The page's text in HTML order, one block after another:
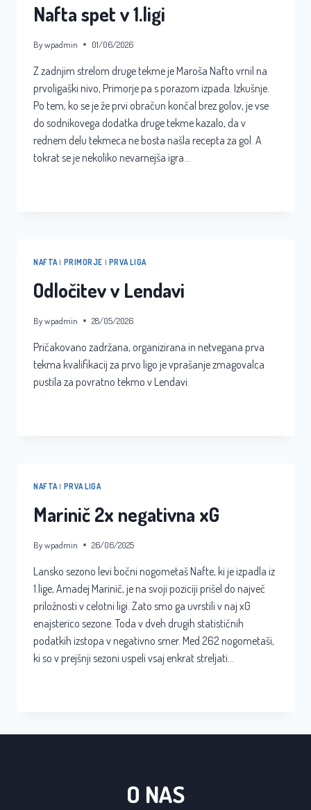
Nafta spet v 1.ligi
Bywpadmin 01/06/2026
Z zadnjim strelom druge tekme je Maroša Nafto vrnil na
prvoligaški nivo, Primorje pa s porazom izpada. Izkušnje.
Po tem, ko se je že prvi obračun končal brez golov, je vse
do sodnikovega dodatka druge tekme kazalo, da v
rednem delu tekmeca ne bosta našla recepta za gol. A
tokrat se je nekoliko nevarnejša igra…
NAFTA| PRIMORJE | PRVA LIGA
Odločitev v Lendavi
Bywpadmin 28/05/2026
Pričakovano zadržana, organizirana in netvegana prva
tekma kvalifikacij za prvo ligo je vprašanje zmagovalca
pustila za povratno tekmo v Lendavi.
NAFTA| PRVA LIGA
Marinič 2x negativna xG
Bywpadmin 26/06/2025
Lansko sezono levi bočni nogometaš Nafte, ki je izpadla iz
1.lige, Amadej Marinič, je na svoji poziciji prišel do največ
priložnosti v celotni ligi. Zato smo ga uvrstili v naj xG
enajsterico sezone. Toda v dveh drugih statističnih
podatkih izstopa v negativno smer. Med 262 nogometaši,
ki so v prejšnji sezoni uspeli vsaj enkrat streljati…
O NAS